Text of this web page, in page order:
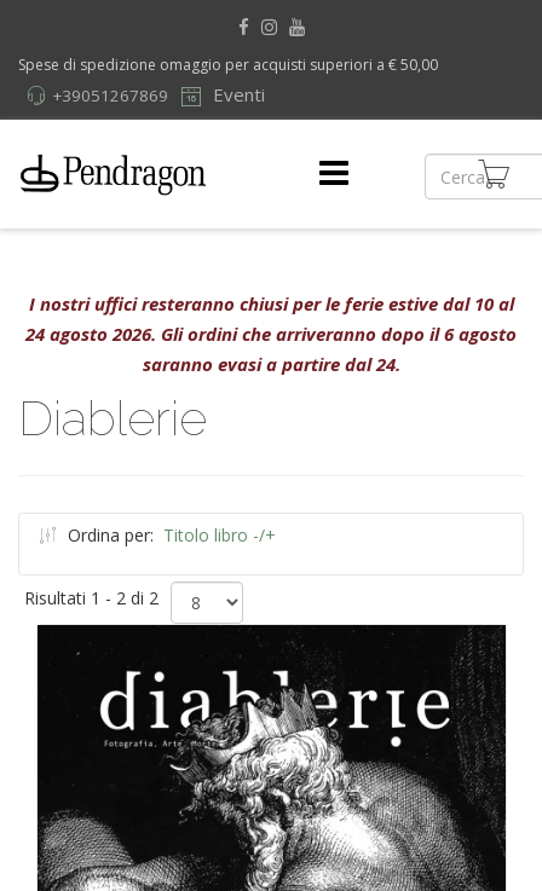
Spese di spedizione omaggio per acquisti superiori a € 50,00
Eventi
+39051267869
I nostri uffici resteranno chiusi per le ferie estive dal 10 al
24 agosto 2026. Gli ordini che arriveranno dopo il 6 agosto
saranno evasi a partire dal 24.
Diablerie
Ordina per: Titolo libro -/+
Risultati 1 - 2 di 2